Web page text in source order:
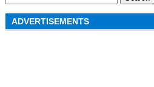
for:
ADVERTISEMENTS